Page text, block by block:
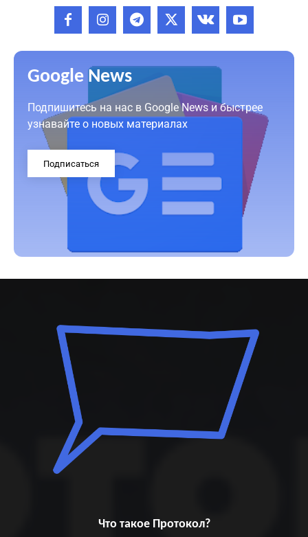
Google News
Подпишитесь на нас в Google News и быстрее
узнавайте о новых материалах
Подписаться
Что такое Протокол?